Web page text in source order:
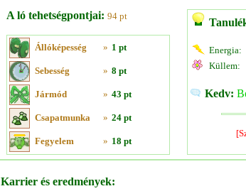
A ló tehetségpontjai: 94 pt
Állóképesség » 1 pt
Sebesség » 8 pt
Jármód » 43 pt
Csapatmunka » 24 pt
Fegyelem » 18 pt
Energia:
Küllem:
Kedv:
Karrier és eredmények: